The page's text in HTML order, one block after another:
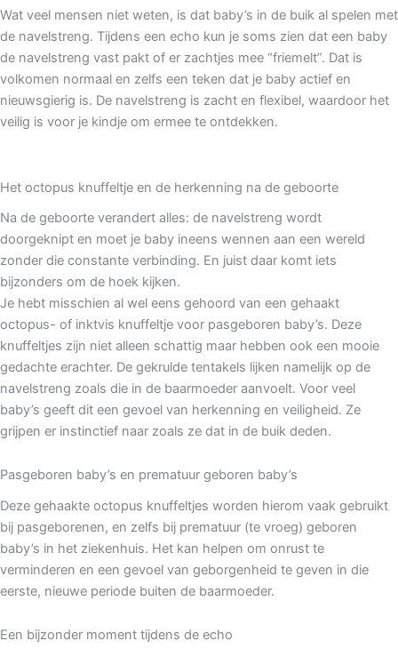
Wat veel mensen niet weten, is dat baby’s in de buik al spelen met
de navelstreng. Tijdens een echo kun je soms zien dat een baby
de navelstreng vast pakt of er zachtjes mee “friemelt”. Dat is
volkomen normaal en zelfs een teken dat je baby actief en
nieuwsgierig is. De navelstreng is zacht en flexibel, waardoor het
veilig is voor je kindje om ermee te ontdekken.
Het octopus knuffeltje en de herkenning na de geboorte
Na de geboorte verandert alles: de navelstreng wordt
doorgeknipt en moet je baby ineens wennen aan een wereld
zonder die constante verbinding. En juist daar komt iets
bijzonders om de hoek kijken.
Je hebt misschien al wel eens gehoord van een gehaakt
octopus- of inktvis knuffeltje voor pasgeboren baby’s. Deze
knuffeltjes zijn niet alleen schattig maar hebben ook een mooie
gedachte erachter. De gekrulde tentakels lijken namelijk op de
navelstreng zoals die in de baarmoeder aanvoelt. Voor veel
baby’s geeft dit een gevoel van herkenning en veiligheid. Ze
grijpen er instinctief naar zoals ze dat in de buik deden.
Pasgeboren baby’s en prematuur geboren baby’s
Deze gehaakte octopus knuffeltjes worden hierom vaak gebruikt
bij pasgeborenen, en zelfs bij prematuur (te vroeg) geboren
baby’s in het ziekenhuis. Het kan helpen om onrust te
verminderen en een gevoel van geborgenheid te geven in die
eerste, nieuwe periode buiten de baarmoeder.
Een bijzonder moment tijdens de echo